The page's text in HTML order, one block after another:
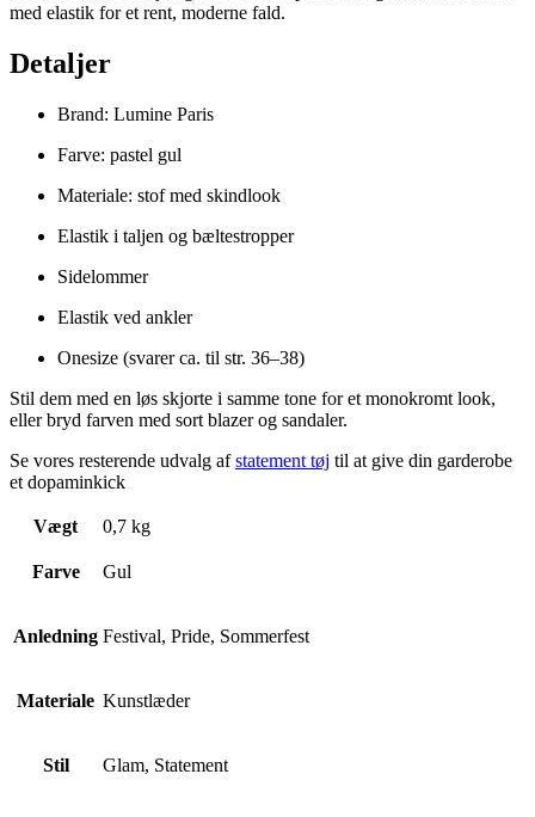
med elastik for et rent, moderne fald.
Detaljer
Brand: Lumine Paris
Farve: pastel gul
Materiale: stof med skindlook
Elastik i taljen og bæltestropper
Sidelommer
Elastik ved ankler
Onesize (svarer ca. til str. 36–38)
Stil dem med en løs skjorte i samme tone for et monokromt look,
eller bryd farven med sort blazer og sandaler.
Se vores resterende udvalg afstatement tøj til at give din garderobe
et dopaminkick
Vægt 0,7 kg
Farve Gul
Anledning Festival, Pride, Sommerfest
Materiale Kunstlæder
Stil Glam, Statement